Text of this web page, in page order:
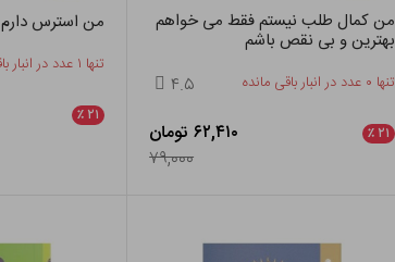
من کمال طلب نیستم فقط می خواهم
بهترین و بی نقص باشم
تنها ۰ عدد در انبار باقی مانده ۴.۵
۲۱ ٪
۶۲,۴۱۰ تومان
۷۹,۰۰۰
من استرس دارم
تنها ۱ عدد در انبار باقی مانده
۲۱ ٪